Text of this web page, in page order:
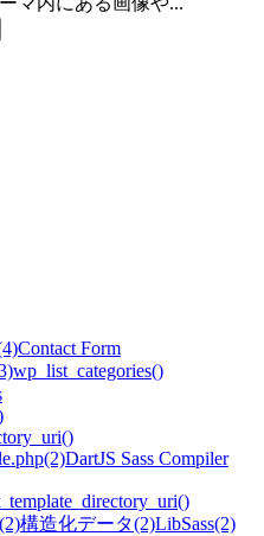
Contact Form
wp_list_categories()
(2)DartJS Sass Compiler
(2)構造化データ(2)LibSass(2)